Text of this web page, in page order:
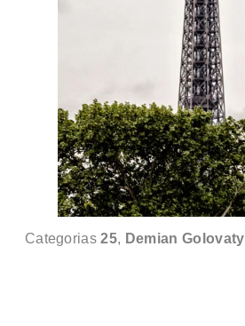
Categorias25, Demian Golovaty